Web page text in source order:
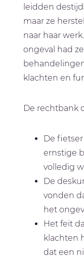
leidden
maar ze
naar haar
ongeval had
klachten en
De rechtbank
De
ernstige
volledig
De
vonden
het
Het feit
klachten
dat een